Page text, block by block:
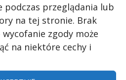
podczas przeglądania lub
na tej stronie. Brak
zgody może
na niektóre cechy i
która – choć
okiem – fundamentalnie
miejsca we
okazji ratuje nas, gdy
mieście.